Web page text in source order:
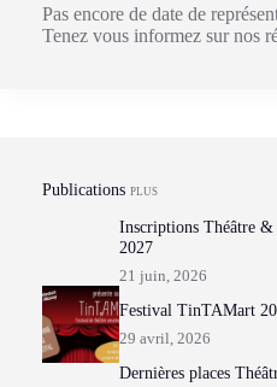
Pas encore de date de
Tenez vous informez sur nos
Publications PLUS
Inscriptions Théâtre
2027
21 juin, 2026
Festival TinTAMart
29 avril, 2026
Dernières places